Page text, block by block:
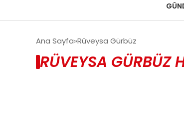
Ana Sayfa Rüveysa Gürbüz
RÜVEYSA GÜRBÜZ